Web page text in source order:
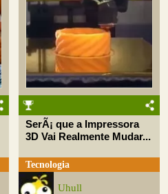
SerÃ¡ que a Impressora
3D Vai Realmente Mudar...
Tecnologia
Uhull